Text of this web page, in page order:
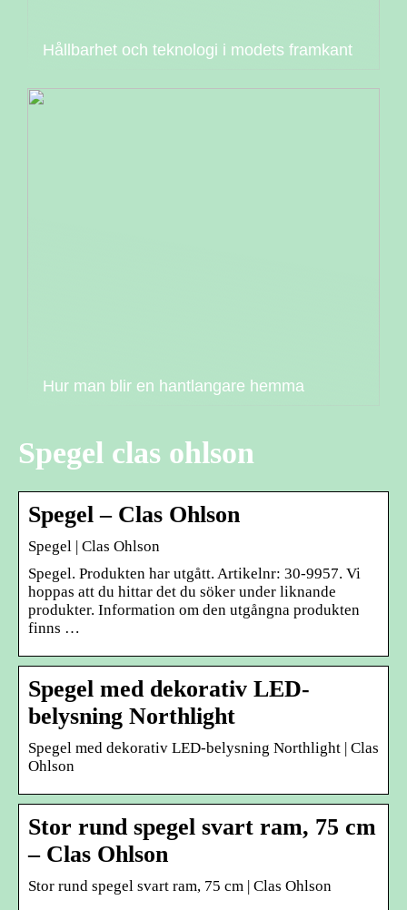
Hållbarhet och teknologi i modets framkant
Hur man blir en hantlangare hemma
Spegel clas ohlson
Spegel – Clas Ohlson
Spegel | Clas Ohlson
Spegel. Produkten har utgått. Artikelnr: 30-9957. Vi
hoppas att du hittar det du söker under liknande
produkter. Information om den utgångna produkten
finns …
Spegel med dekorativ LED-
belysning Northlight
Spegel med dekorativ LED-belysning Northlight | Clas
Ohlson
Stor rund spegel svart ram, 75 cm
– Clas Ohlson
Stor rund spegel svart ram, 75 cm | Clas Ohlson